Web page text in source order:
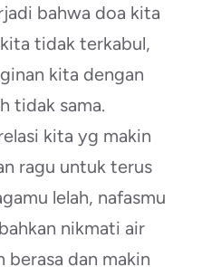
bahwa doa kita
tidak terkabul,
kita dengan
tidak sama.
kita yg makin
ragu untuk terus
lelah, nafasmu
nikmati air
berasa dan makin